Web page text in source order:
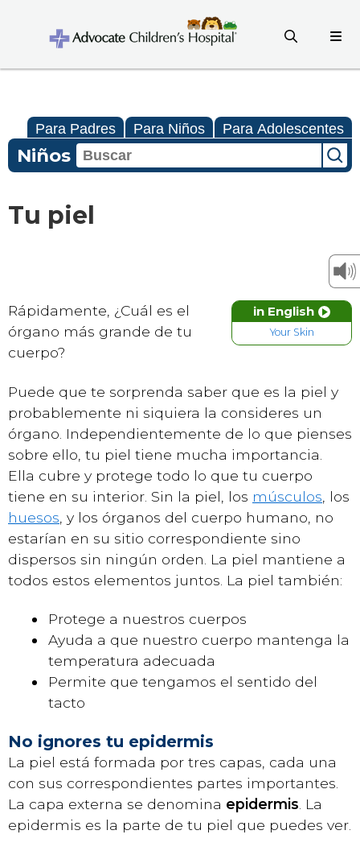
Para Padres Para Niños Para Adolescentes
Niños
Tu piel
in English
Your Skin
Rápidamente, ¿Cuál es el
órgano más grande de tu
cuerpo?
Puede que te sorprenda saber que es la piel y
probablemente ni siquiera la consideres un
órgano. Independientemente de lo que pienses
sobre ello, tu piel tiene mucha importancia.
Ella cubre y protege todo lo que tu cuerpo
tiene en su interior. Sin la piel, los músculos , los
huesos , y los órganos del cuerpo humano, no
estarían en su sitio correspondiente sino
dispersos sin ningún orden. La piel mantiene a
todos estos elementos juntos. La piel también:
Protege a nuestros cuerpos
Ayuda a que nuestro cuerpo mantenga la
temperatura adecuada
Permite que tengamos el sentido del
tacto
No ignores tu epidermis
La piel está formada por tres capas, cada una
con sus correspondientes partes importantes.
La capa externa se denomina epidermis La
epidermis es la parte de tu piel que puedes ver.